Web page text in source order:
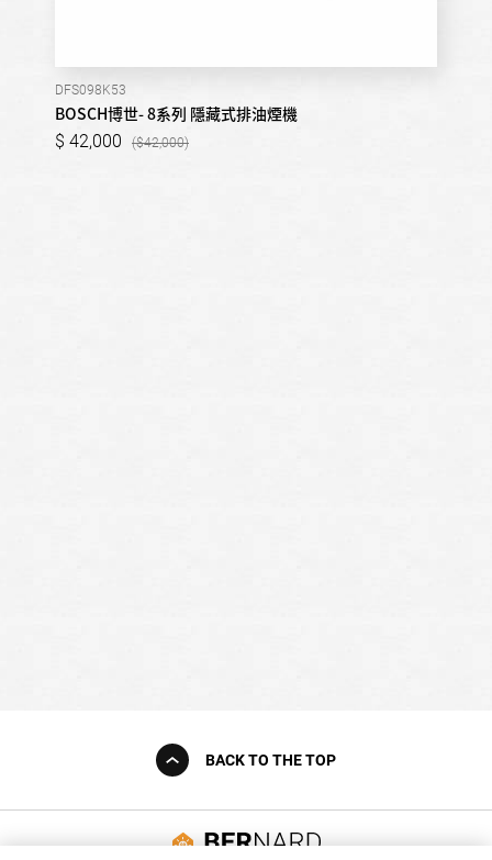
DFS098K53
BOSCH博世- 8系列 隱藏式排油煙機
42,000 42,000
BACK TO THE TOP